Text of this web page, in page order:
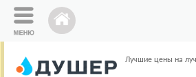
Лучшие цены на